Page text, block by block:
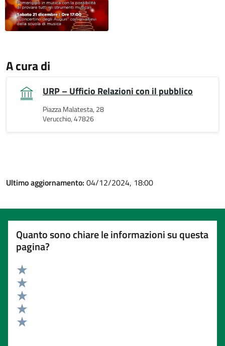
A cura di
URP – Ufficio Relazioni con il pubblico
Piazza Malatesta, 28
Verucchio, 47826
Ultimo aggiornamento: 04/12/2024, 18:00
Quanto sono chiare le informazioni su questa
pagina?
Valuta 5 stelle su 5
Valuta 4 stelle su 5
Valuta 3 stelle su 5
Valuta 2 stelle su 5